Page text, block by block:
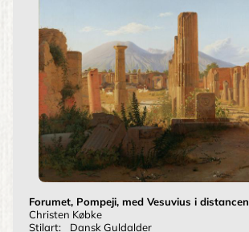
Forumet, Pompeji, med Vesuvius i distancen
Christen Købke
Stilart:
Dansk Guldalder